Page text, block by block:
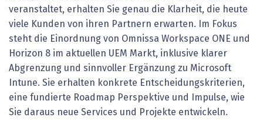
veranstaltet, erhalten Sie genau die Klarheit, die heute
viele Kunden von ihren Partnern erwarten. Im Fokus
steht die Einordnung von Omnissa Workspace ONE und
Horizon 8 im aktuellen UEM Markt, inklusive klarer
Abgrenzung und sinnvoller Ergänzung zu Microsoft
Intune. Sie erhalten konkrete Entscheidungskriterien,
eine fundierte Roadmap Perspektive und Impulse, wie
Sie daraus neue Services und Projekte entwickeln.